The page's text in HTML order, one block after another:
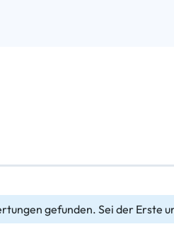
gefunden. Sei der Erste